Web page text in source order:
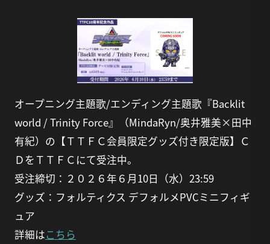
オープニング主題歌/エンディング主題歌『Backlit
world / Trinity Force』（MindaRyn/奥井雅美×田中
有紀）の【ＴＴＦＣ会員限定グッズ付き限定版】Ｃ
ＤをＴＴＦＣにて受注中。
受注締切：２０２６年６月10日（水）23:59
グッズ：フォルティクス デフォルメPVCミニフィギ
ュア
詳細はこちら